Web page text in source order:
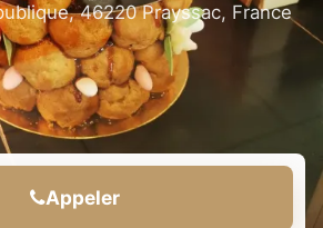
46220 Prayssac, France
Appeler